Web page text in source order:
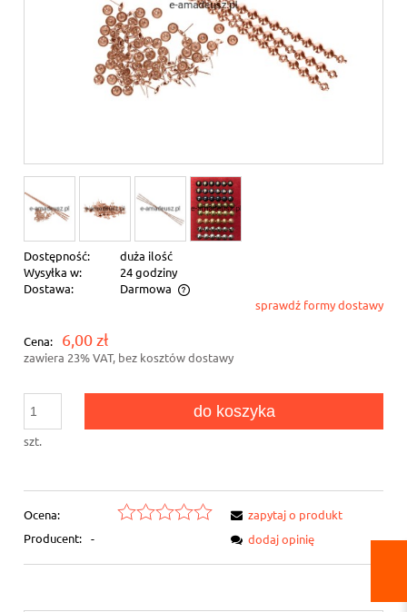
Dostępność:
duża ilość
Wysyłka w:
24 godziny
Dostawa:
Darmowa
Cena nie zawiera ewentualnych kosztów płatnościsprawdź formy dostawy
Cena: 6,00 zł
zawiera 23% VAT, bez kosztów dostawy
szt.
do koszyka
Ocena:
Producent: -
zapytaj o produkt
dodaj opinię